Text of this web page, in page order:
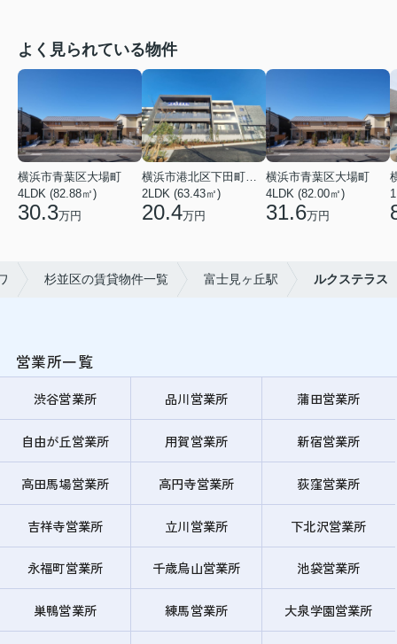
よく見られている物件
横浜市青葉区大場町
4LDK (82.88㎡)
30.3万円
2LDK (63.43㎡)
20.4万円
横浜市青葉区大場町
4LDK (82.00㎡)
31.6万円
杉並区の賃貸物件一覧 富士見ヶ丘駅 ルクステラス
営業所一覧
渋谷営業所 品川営業所 蒲田営業所
自由が丘営業所 用賀営業所 新宿営業所
高田馬場営業所 高円寺営業所 荻窪営業所
吉祥寺営業所 立川営業所 下北沢営業所
永福町営業所 千歳烏山営業所 池袋営業所
巣鴨営業所 練馬営業所 大泉学園営業所